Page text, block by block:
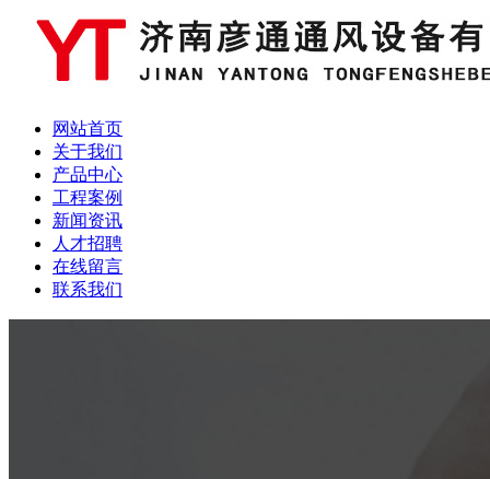
网站首页
关于我们
产品中心
工程案例
新闻资讯
人才招聘
在线留言
联系我们